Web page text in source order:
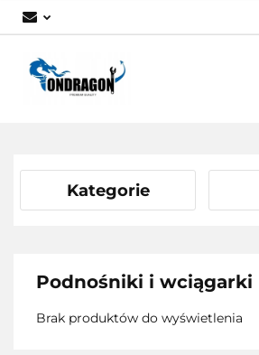
Kategorie
Podnośniki i wciągarki
Brak produktów do wyświetlenia